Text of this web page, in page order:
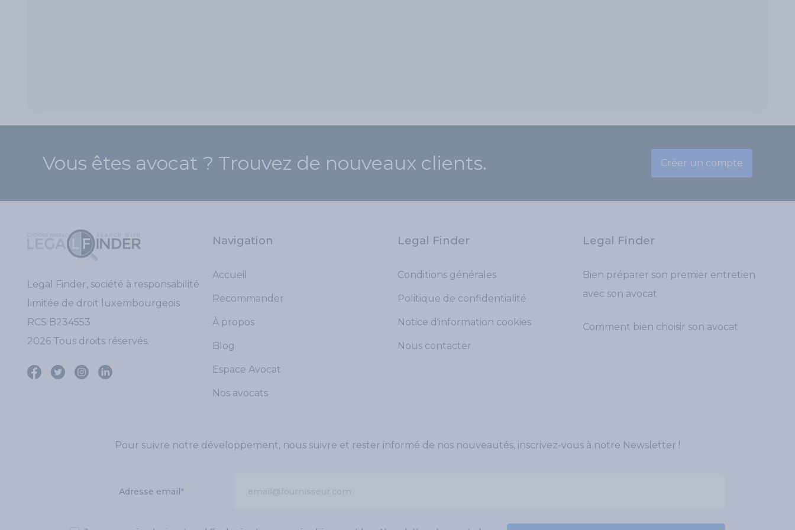
Vous êtes avocat ? Trouvez de nouveaux clients. Créer un compte
Legal Finder, société à responsabilité
limitée de droit luxembourgeois
RCS B234553
2026 Tous droits réservés.
Navigation
Accueil
Recommander
À propos
Blog
Espace Avocat
Nos avocats
Legal Finder
Conditions générales
Politique de confidentialité
Notice d'information cookies
Nous contacter
Legal Finder
Bien préparer son premier entretien
avec son avocat
Comment bien choisir son avocat
Pour suivre notre développement, nous suivre et rester informé de nos nouveautés, inscrivez-vous à notre Newsletter !
Adresse email*